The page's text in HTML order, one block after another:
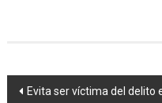
Navegación
Evita ser víctima del delito